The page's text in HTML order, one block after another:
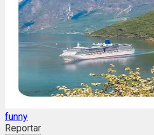
funny
Reportar